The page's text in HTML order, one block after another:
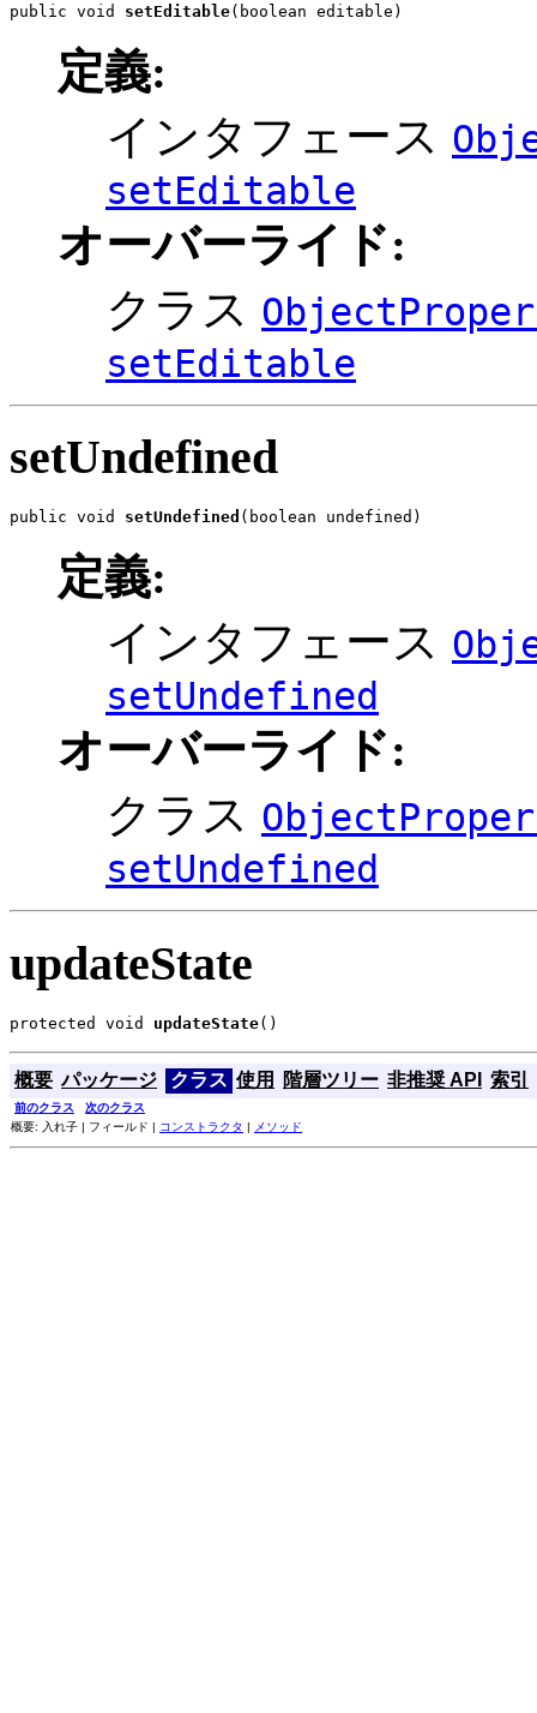
public void setEditable(boolean editable)
定義:
インタフェース
setEditable
オーバーライド:
クラス
setEditable
setUndefined
public void setUndefined (boolean undefined)
定義:
インタフェース
setUndefined
オーバーライド:
クラス
setUndefined
updateState
protected void updateState()
概要 パッケージ クラス 使用 階層ツリー 非推奨 API 索引
前のクラス
次のクラス
概要: 入れ子 | フィールド | コンストラクタ | メソッド